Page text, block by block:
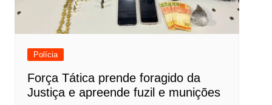
Polícia
Força Tática prende foragido da
Justiça e apreende fuzil e munições